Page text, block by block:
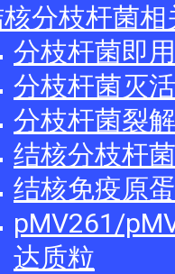
分枝杆菌相
分枝杆菌即
分枝杆菌灭
分枝杆菌裂
结核分枝杆
结核免疫原
pMV261/
达质粒